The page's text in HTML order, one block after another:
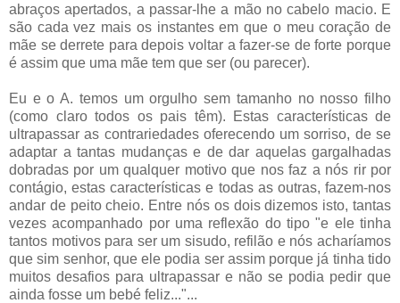
abraços apertados, a passar-lhe a mão no cabelo macio. E
são cada vez mais os instantes em que o meu coração de
mãe se derrete para depois voltar a fazer-se de forte porque
é assim que uma mãe tem que ser (ou parecer).
Eu e o A. temos um orgulho sem tamanho no nosso filho
(como claro todos os pais têm). Estas características de
ultrapassar as contrariedades oferecendo um sorriso, de se
adaptar a tantas mudanças e de dar aquelas gargalhadas
dobradas por um qualquer motivo que nos faz a nós rir por
contágio, estas características e todas as outras, fazem-nos
andar de peito cheio. Entre nós os dois dizemos isto, tantas
vezes acompanhado por uma reflexão do tipo "e ele tinha
tantos motivos para ser um sisudo, refilão e nós acharíamos
que sim senhor, que ele podia ser assim porque já tinha tido
muitos desafios para ultrapassar e não se podia pedir que
ainda fosse um bebé feliz..."...